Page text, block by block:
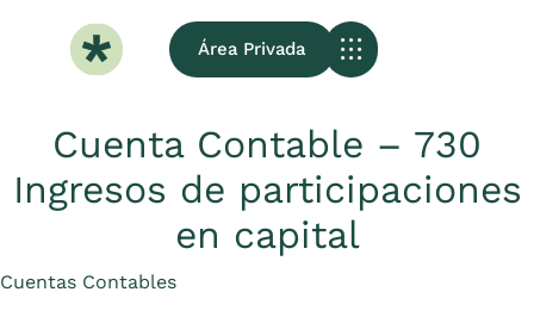
Área Privada
Cuenta Contable – 730
Ingresos de participaciones
en capital
Category
Cuentas Contables